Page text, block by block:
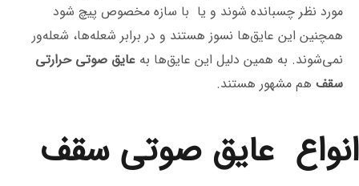
مورد نظر چسبانده شوند و يا با سازه مخصوص پيچ شود
همچنین این عایق‌ها نسوز هستند و در برابر شعله‌ها، شعله‌ور
نمی‌شوند. به همین دلیل این عایق‌ها به عایق صوتی حرارتی
سقف هم مشهور هستند.
انواع عایق صوتی سقف